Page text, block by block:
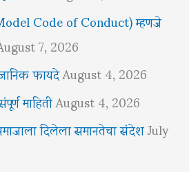
Code of Conduct) म्हणजे
7, 2026
फायदेAugust 4, 2026
माहितीAugust 4, 2026
दिलेला समानतेचा संदेशJuly